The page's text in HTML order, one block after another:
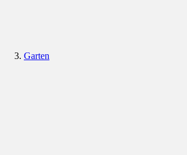
Garten